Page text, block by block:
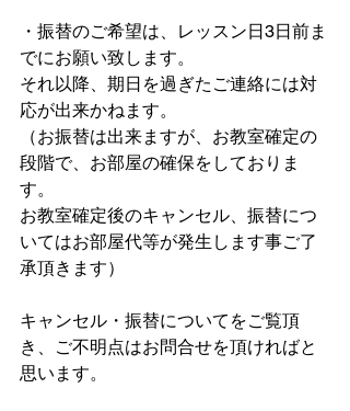
・振替のご希望は、レッスン日3日前ま
でにお願い致します。
それ以降、期日を過ぎたご連絡には対
応が出来かねます。
（お振替は出来ますが、お教室確定の
段階で、お部屋の確保をしておりま
す。
お教室確定後のキャンセル、振替につ
いてはお部屋代等が発生します事ご了
承頂きます）
キャンセル・振替についてをご覧頂
き、ご不明点はお問合せを頂ければと
思います。